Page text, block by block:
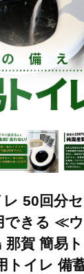
50回分
できる ≪
賀 簡易
トイレ 備